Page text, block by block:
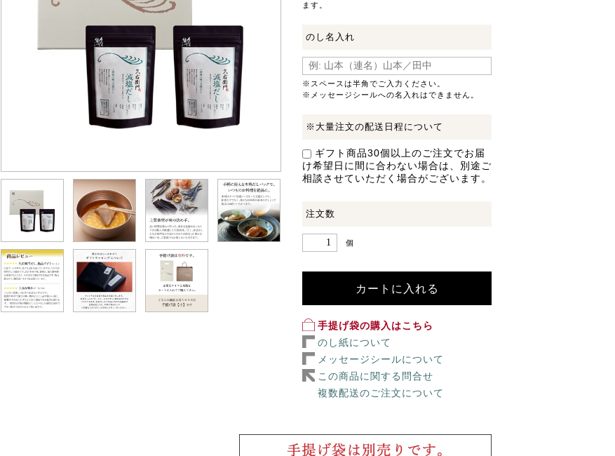
ます。
のし名入れ
※スペースは半角でご入力ください。
※メッセージシールへの名入れはできません。
※大量注文の配送日程について
ギフト商品30個以上のご注文でお届
け希望日に間に合わない場合は、別途ご
相談させていただく場合がございます。
注文数
個
カートに入れる
手提げ袋の購入はこちら
のし紙について
メッセージシールについて
この商品に関する問合せ
複数配送のご注文について